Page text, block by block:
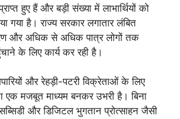
हुए हैं और बड़ी संख्या में लाभार्थियों को
गया है। राज्य सरकार लगातार लंबित
और अधिक से अधिक पात्र लोगों तक
के लिए कार्य कर रही है।
और रेहड़ी-पटरी विक्रेताओं के लिए
एक मजबूत माध्यम बनकर उभरी है। बिना
और डिजिटल भुगतान प्रोत्साहन जैसी